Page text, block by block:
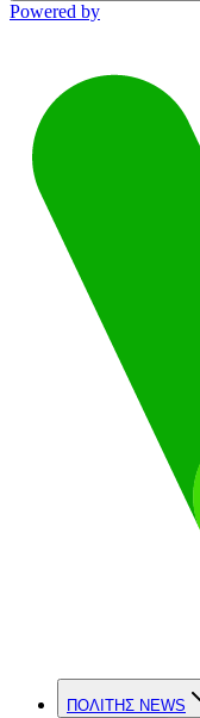
Powered by
ΠΟΛΙΤΗΣ NEWS